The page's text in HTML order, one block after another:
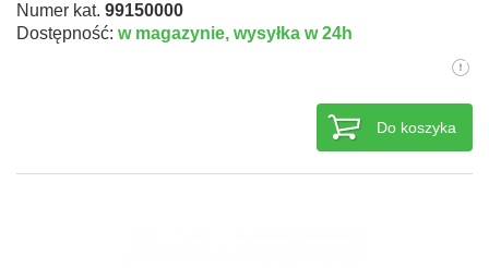
Numer kat. 99150000
Dostępność: w magazynie, wysyłka w 24h
Do koszyka